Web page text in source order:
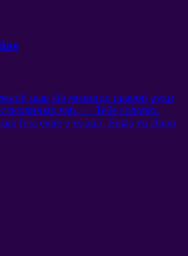
шар На мизинце правой руки
чар, — Тебе говорю:
fora entre o escuro. Então eu choro